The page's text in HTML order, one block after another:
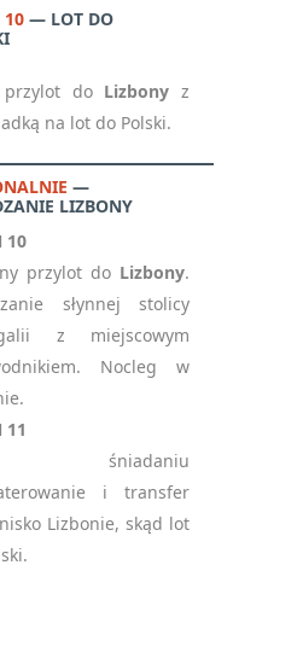
że zapisując
politykę
RODO *
Zapisz się
10
LOT DO
przylot do Lizbony z
na lot do Polski.
LIZBONY
10
przylot do Lizbony.
słynnej stolicy
z miejscowym
Nocleg w
11
śniadaniu
i transfer
Lizbonie, skąd lot